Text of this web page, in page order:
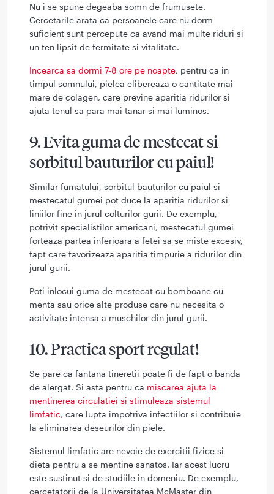
Nu i se spune degeaba somn de frumusete.
Cercetarile arata ca persoanele care nu dorm
suficient sunt percepute ca avand mai multe riduri si
un ten lipsit de fermitate si vitalitate.
Incearca sa dormi 7-8 ore pe noapte, pentru ca in
timpul somnului, pielea elibereaza o cantitate mai
mare de colagen, care previne aparitia ridurilor si
ajuta tenul sa para mai tanar si mai luminos.
9. Evita guma de mestecat si
sorbitul bauturilor cu paiul!
Similar fumatului, sorbitul bauturilor cu paiul si
mestecatul gumei pot duce la aparitia ridurilor si
liniilor fine in jurul colturilor gurii. De exemplu,
potrivit specialistilor americani, mestecatul gumei
forteaza partea inferioara a fetei sa se miste excesiv,
fapt care favorizeaza aparitia timpurie a ridurilor din
jurul gurii.
Poti inlocui guma de mestecat cu bomboane cu
menta sau orice alte produse care nu necesita o
activitate intensa a muschilor din jurul gurii.
10. Practica sport regulat!
Se pare ca fantana tineretii poate fi de fapt o banda
de alergat. Si asta pentru ca miscarea ajuta la
mentinerea circulatiei si stimuleaza sistemul
limfatic, care lupta impotriva infectiilor si contribuie
la eliminarea deseurilor din piele.
Sistemul limfatic are nevoie de exercitii fizice si
dieta pentru a se mentine sanatos. Iar acest lucru
este sustinut si de studiile in domeniu. De exemplu,
cercetatorii de la Universitatea McMaster din